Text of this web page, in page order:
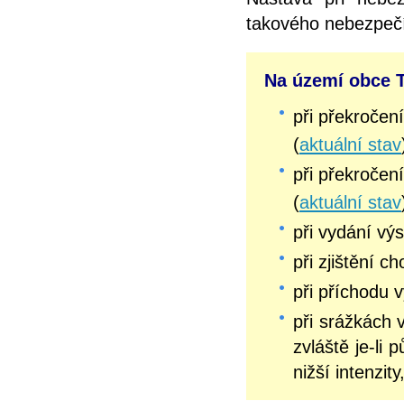
takového
Na území obce
při
(aktuální stav
při
(aktuální stav
při vydání
při zjištění
při příchodu
při srážkách
zvláště je-li
nižší